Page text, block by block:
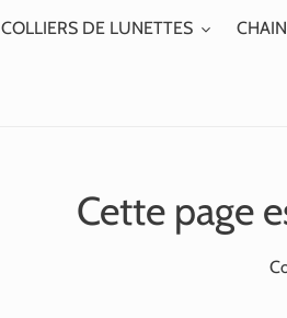
COLLIERS DE LUNETTES
Cette page